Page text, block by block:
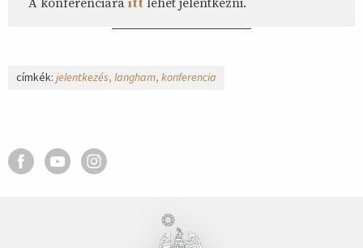
A konferenciára itt lehet jelentkezni.
címkék: jelentkezés langham konferencia